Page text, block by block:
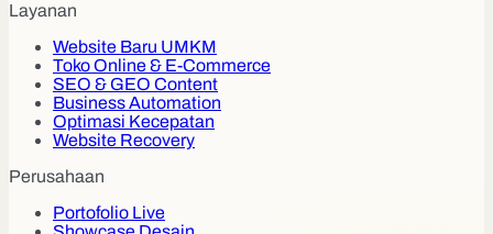
Layanan
Website Baru UMKM
Toko Online & E-Commerce
SEO & GEO Content
Business Automation
Optimasi Kecepatan
Website Recovery
Perusahaan
Portofolio Live